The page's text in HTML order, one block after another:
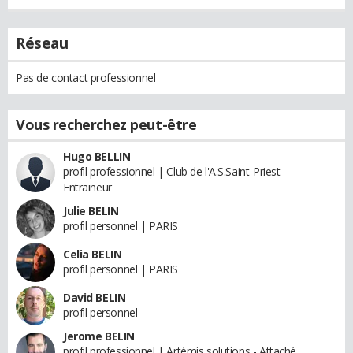
Réseau
Pas de contact professionnel
Vous recherchez peut-être
Hugo BELLIN
profil professionnel | Club de l'A.S.Saint-Priest -
Entraineur
Julie BELIN
profil personnel | PARIS
Celia BELIN
profil personnel | PARIS
David BELIN
profil personnel
Jerome BELIN